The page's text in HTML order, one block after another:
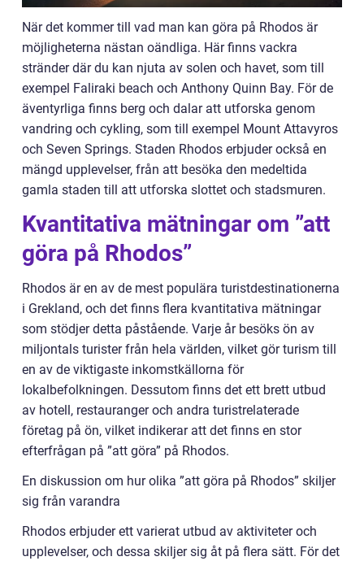
När det kommer till vad man kan göra på Rhodos är
möjligheterna nästan oändliga. Här finns vackra
stränder där du kan njuta av solen och havet, som till
exempel Faliraki beach och Anthony Quinn Bay. För de
äventyrliga finns berg och dalar att utforska genom
vandring och cykling, som till exempel Mount Attavyros
och Seven Springs. Staden Rhodos erbjuder också en
mängd upplevelser, från att besöka den medeltida
gamla staden till att utforska slottet och stadsmuren.
Kvantitativa mätningar om ”att
göra på Rhodos”
Rhodos är en av de mest populära turistdestinationerna
i Grekland, och det finns flera kvantitativa mätningar
som stödjer detta påstående. Varje år besöks ön av
miljontals turister från hela världen, vilket gör turism till
en av de viktigaste inkomstkällorna för
lokalbefolkningen. Dessutom finns det ett brett utbud
av hotell, restauranger och andra turistrelaterade
företag på ön, vilket indikerar att det finns en stor
efterfrågan på ”att göra” på Rhodos.
En diskussion om hur olika ”att göra på Rhodos” skiljer
sig från varandra
Rhodos erbjuder ett varierat utbud av aktiviteter och
upplevelser, och dessa skiljer sig åt på flera sätt. För det